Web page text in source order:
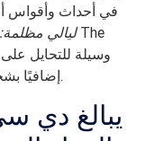
في أحداث وأقواس
ليالي
إضافيًا بشخصية باتمان أكثر من التشبع في العاصمة.